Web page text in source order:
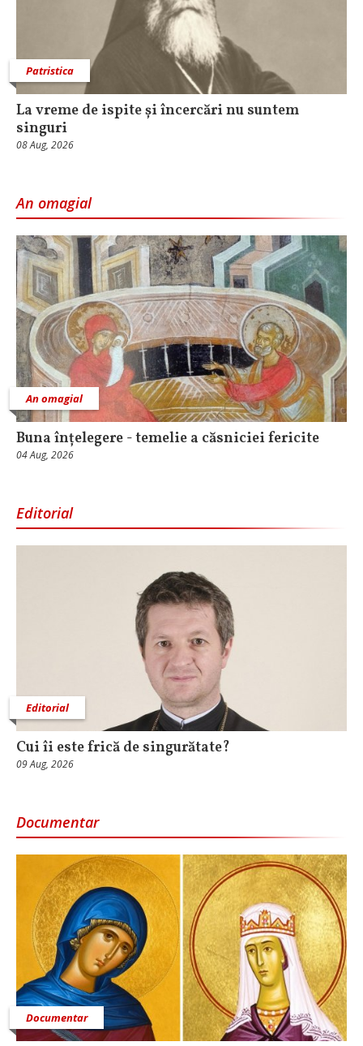
Patristica
La vreme de ispite și încercări nu suntem
singuri
08 Aug, 2026
An omagial
An omagial
Buna înțelegere - temelie a căsniciei fericite
04 Aug, 2026
Editorial
Editorial
Cui îi este frică de singurătate?
09 Aug, 2026
Documentar
Documentar